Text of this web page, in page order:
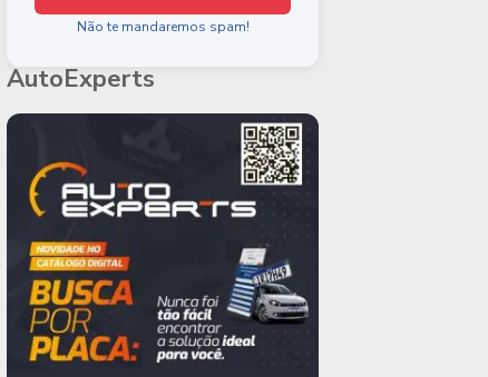
Não te mandaremos spam!
AutoExperts